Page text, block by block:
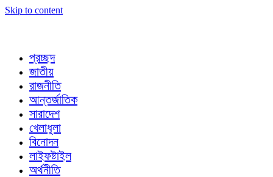
Skip to content
প্রচ্ছদ
জাতীয়
রাজনীতি
আন্তর্জাতিক
সারাদেশ
খেলাধুলা
বিনোদন
লাইফষ্টাইল
অর্থনীতি